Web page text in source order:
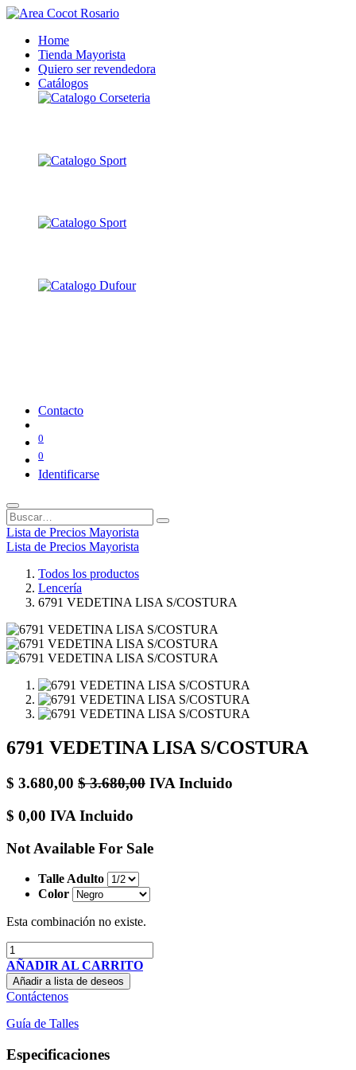
Home
Tienda Mayorista
Quiero ser revendedora
Catálogos
Contacto
0
0
Identificarse
Lista de Precios Mayorista
Lista de Precios Mayorista
Todos los productos
Lencería
6791 VEDETINA LISA S/COSTURA
6791 VEDETINA LISA S/COSTURA
$ 3.680,00 $3.680,00 IVA Incluido
$ 0,00 IVA Incluido
Not Available For Sale
Talle Adulto
Color
Esta combinación no existe.
AÑADIR AL CARRITO
Añadir a lista de deseos
Contáctenos
Guía de Talles
Especificaciones